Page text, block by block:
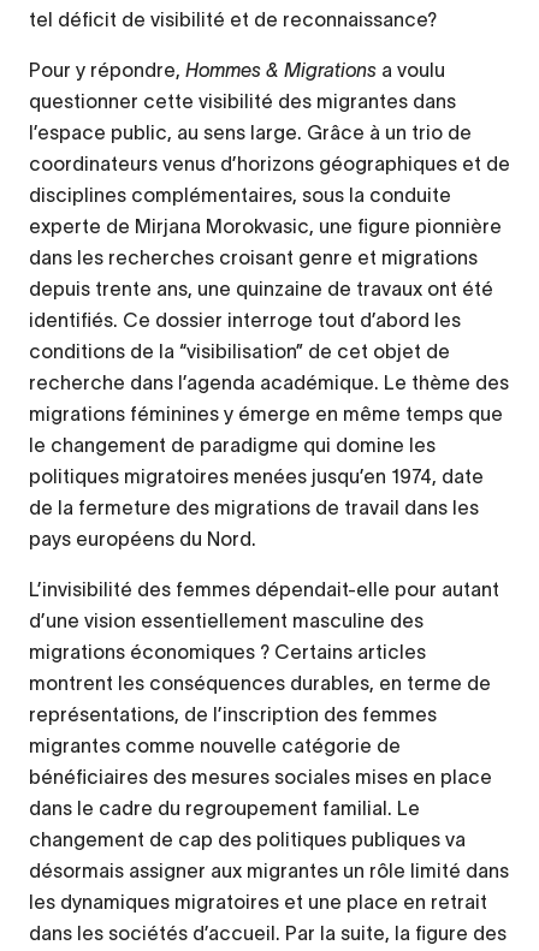
tel déficit de visibilité et de reconnaissance?
Pour y répondre, Hommes & Migrations a voulu
questionner cette visibilité des migrantes dans
l’espace public, au sens large. Grâce à un trio de
coordinateurs venus d’horizons géographiques et de
disciplines complémentaires, sous la conduite
experte de Mirjana Morokvasic, une figure pionnière
dans les recherches croisant genre et migrations
depuis trente ans, une quinzaine de travaux ont été
identifiés. Ce dossier interroge tout d’abord les
conditions de la “visibilisation” de cet objet de
recherche dans l’agenda académique. Le thème des
migrations féminines y émerge en même temps que
le changement de paradigme qui domine les
politiques migratoires menées jusqu’en 1974, date
de la fermeture des migrations de travail dans les
pays européens du Nord.
L’invisibilité des femmes dépendait-elle pour autant
d’une vision essentiellement masculine des
migrations économiques ? Certains articles
montrent les conséquences durables, en terme de
représentations, de l’inscription des femmes
migrantes comme nouvelle catégorie de
bénéficiaires des mesures sociales mises en place
dans le cadre du regroupement familial. Le
changement de cap des politiques publiques va
désormais assigner aux migrantes un rôle limité dans
les dynamiques migratoires et une place en retrait
dans les sociétés d’accueil. Par la suite, la figure des